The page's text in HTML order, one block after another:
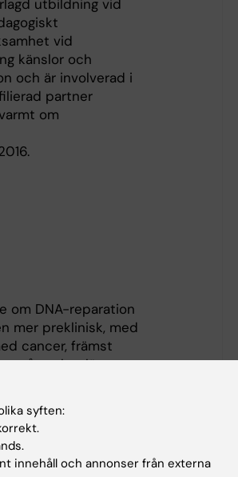
utbildning vid
vid
känslor och
och är involverad i
partner
om
om DNA-reparation
mer preklinisk, med
cancer, främst
på att kartlägga
sfingolipider i
syften:
innehåll och annonser från externa